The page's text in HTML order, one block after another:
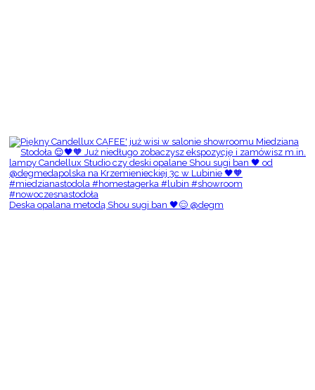
Deska opalana metodą Shou sugi ban 🖤😌 @degm